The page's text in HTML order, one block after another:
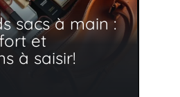
sacs à main :
et
à saisir!